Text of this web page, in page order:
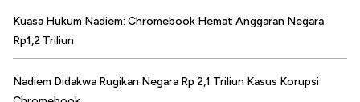
Kuasa Hukum Nadiem: Chromebook Hemat Anggaran Negara
Rp1,2 Triliun
Nadiem Didakwa Rugikan Negara Rp 2,1 Triliun Kasus Korupsi